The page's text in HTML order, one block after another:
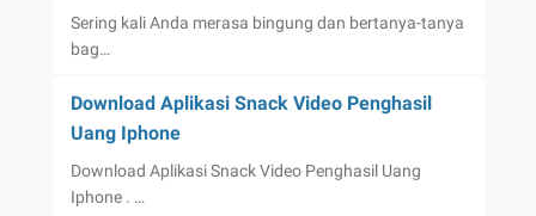
Sering kali Anda merasa bingung dan bertanya-tanya
bag…
Download Aplikasi Snack Video Penghasil
Uang Iphone
Download Aplikasi Snack Video Penghasil Uang
Iphone . …